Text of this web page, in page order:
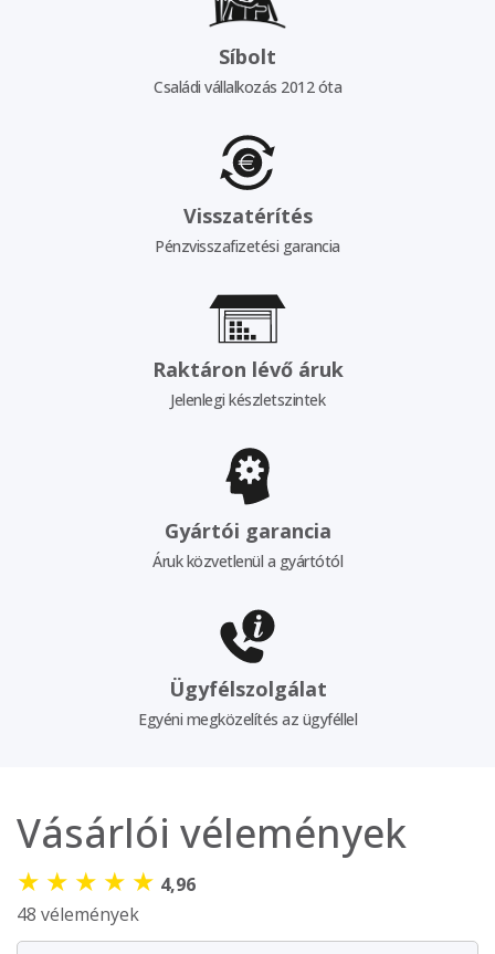
Síbolt
Családi vállalkozás 2012 óta
Visszatérítés
Pénzvisszafizetési garancia
Raktáron lévő áruk
Jelenlegi készletszintek
Gyártói garancia
Áruk közvetlenül a gyártótól
Ügyfélszolgálat
Egyéni megközelítés az ügyféllel
Vásárlói vélemények
★ ★ ★ ★ ★ 4,96
48 vélemények